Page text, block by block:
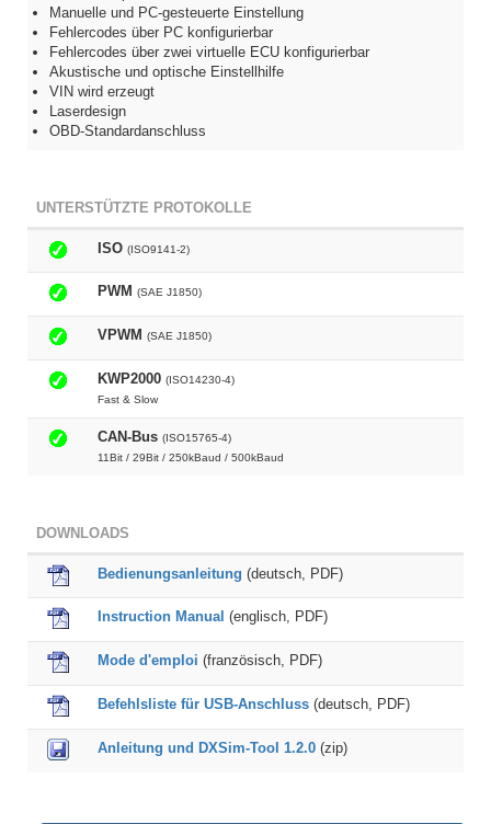
Manuelle und PC-gesteuerte Einstellung
Fehlercodes über PC konfigurierbar
Fehlercodes über zwei virtuelle ECU konfigurierbar
Akustische und optische Einstellhilfe
VIN wird erzeugt
Laserdesign
OBD-Standardanschluss
UNTERSTÜTZTE PROTOKOLLE
ISO (ISO9141-2)
PWM (SAE J1850)
VPWM (SAE J1850)
KWP2000 (ISO14230-4)
Fast & Slow
CAN-Bus (ISO15765-4)
11Bit / 29Bit / 250kBaud / 500kBaud
DOWNLOADS
Bedienungsanleitung (deutsch, PDF)
Instruction Manual (englisch, PDF)
Mode d'emploi (französisch, PDF)
Befehlsliste für USB-Anschluss (deutsch, PDF)
Anleitung und DXSim-Tool 1.2.0 (zip)